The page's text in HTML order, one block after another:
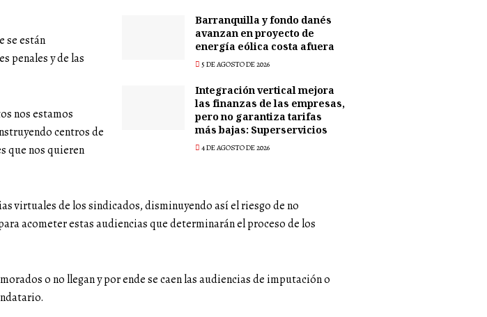
Barranquilla y fondo danés
avanzan en proyecto de
energía eólica costa afuera
5 DE AGOSTO DE 2026
Integración vertical mejora
las finanzas de las empresas,
pero no garantiza tarifas
más bajas: Superservicios
4 DE AGOSTO DE 2026
se están
penales y de las
nos estamos
centros de
que nos quieren
virtuales de los sindicados, disminuyendo así el riesgo de no
acometer estas audiencias que determinarán el proceso de los
o no llegan y por ende se caen las audiencias de imputación o